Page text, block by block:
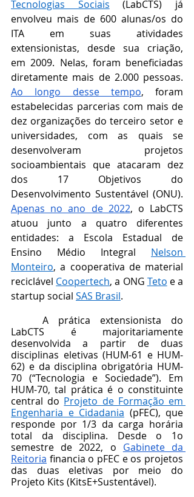
Tecnologias Sociais (LabCTS) já
envolveu mais de 600 alunas/os do
ITA em suas atividades
extensionistas, desde sua criação,
em 2009. Nelas, foram beneficiadas
Ao longo desse tempo, foram
estabelecidas parcerias com mais de
dez organizações do terceiro setor e
universidades, com as quais se
desenvolveram projetos
socioambientais que atacaram dez
dos 17 Objetivos do
Apenas no ano de 2022, o LabCTS
atuou junto a quatro diferentes
entidades: a Escola Estadual de
Ensino Médio Integral Nelson
Monteiro, a cooperativa de material
reciclável Coopertech, a ONG Teto e a
startup social SAS Brasil.
LabCTS é majoritariamente
desenvolvida a partir de duas
disciplinas eletivas (HUM-61 e HUM-
62) e da disciplina obrigatória HUM-
70 (“Tecnologia e Sociedade”). Em
HUM-70, tal prática é o constituinte
central do Projeto de Formação em
Engenharia e Cidadania (pFEC), que
responde por 1/3 da carga horária
total da disciplina. Desde o 1o
semestre de 2022, o Gabinete da
Reitoria financia o pFEC e os projetos
das duas eletivas por meio do
Projeto Kits (KitsE+Sustentável).